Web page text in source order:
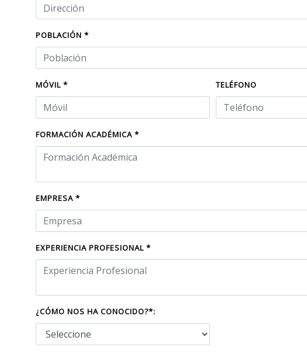
POBLACIÓN *
MÓVIL * TELÉFONO
FORMACIÓN ACADÉMICA *
EMPRESA *
EXPERIENCIA PROFESIONAL *
¿CÓMO NOS HA CONOCIDO?*: